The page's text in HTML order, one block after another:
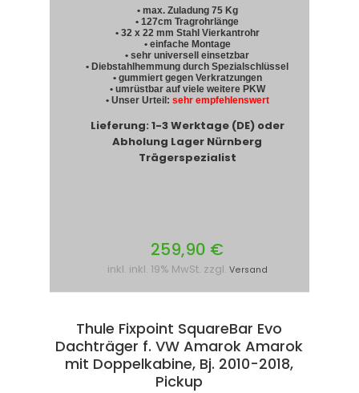
• max. Zuladung 75 Kg
• 127cm Tragrohrlänge
• 32 x 22 mm Stahl Vierkantrohr
• einfache Montage
• sehr universell einsetzbar
• Diebstahlhemmung durch Spezialschlüssel
• gummiert gegen Verkratzungen
• umrüstbar auf viele weitere PKW
• Unser Urteil: sehr empfehlenswert
Lieferung: 1-3 Werktage (DE) oder
Abholung Lager Nürnberg
Trägerspezialist
259,90 €
inkl. inkl. 19% MwSt. zzgl. Versand
Thule Fixpoint SquareBar Evo
Dachträger f. VW Amarok Amarok
mit Doppelkabine, Bj. 2010-2018,
Pickup